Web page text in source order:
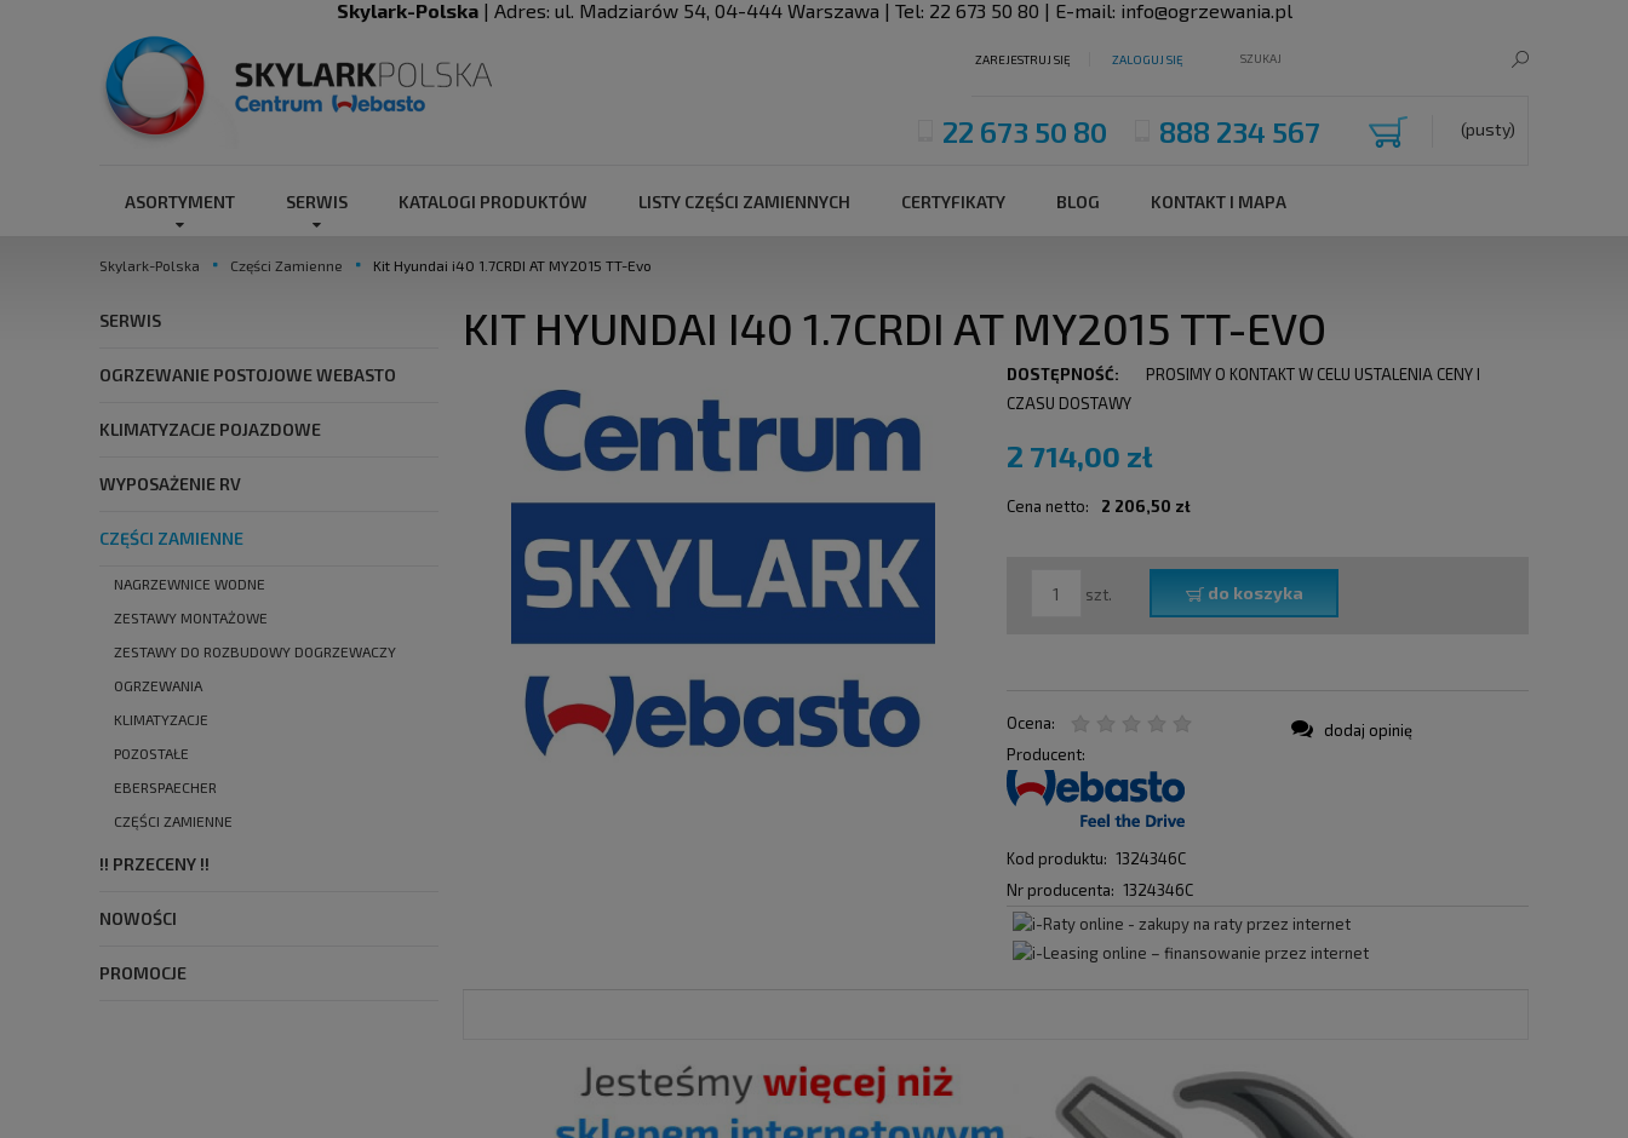
Skylark-Polska| Adres: ul. Madziarów 54, 04-444 Warszawa | Tel: 22 673 50 80 | E-mail: info@ogrzewania.pl
ZAREJESTRUJ SIĘ ZALOGUJ SIĘ
(pusty)
22 673 50 80 888 234 567
ASORTYMENT SERWIS KATALOGI PRODUKTÓW LISTY CZĘŚCI ZAMIENNYCH CERTYFIKATY BLOG KONTAKT I MAPA
Skylark-Polska Części Zamienne Kit Hyundai i40 1.7CRDI AT MY2015 TT-Evo
SERWIS
OGRZEWANIE POSTOJOWE WEBASTO
KLIMATYZACJE POJAZDOWE
WYPOSAŻENIE RV
CZĘŚCI ZAMIENNE
NAGRZEWNICE WODNE
ZESTAWY MONTAŻOWE
ZESTAWY DO ROZBUDOWY DOGRZEWACZY
OGRZEWANIA
KLIMATYZACJE
POZOSTAŁE
EBERSPAECHER
CZĘŚCI ZAMIENNE
!! PRZECENY !!
NOWOŚCI
PROMOCJE
KIT HYUNDAI I40 1.7CRDI AT MY2015 TT-EVO
DOSTĘPNOŚĆ:
PROSIMY O KONTAKT W CELU USTALENIA CENY I
CZASU DOSTAWY
2 714,00 zł
Cena netto: 2 206,50 zł
szt. do koszyka
Ocena:
Producent:
Kod produktu: 1324346C
Nr producenta: 1324346C
dodaj opinię